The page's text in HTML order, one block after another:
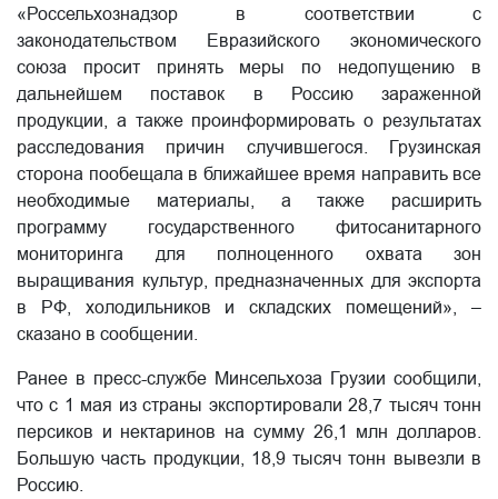
«Россельхознадзор в соответствии с
законодательством Евразийского экономического
союза просит принять меры по недопущению в
дальнейшем поставок в Россию зараженной
продукции, а также проинформировать о результатах
расследования причин случившегося. Грузинская
сторона пообещала в ближайшее время направить все
необходимые материалы, а также расширить
программу государственного фитосанитарного
мониторинга для полноценного охвата зон
выращивания культур, предназначенных для экспорта
в РФ, холодильников и складских помещений», –
сказано в сообщении.
Ранее в пресс-службе Минсельхоза Грузии сообщили,
что с 1 мая из страны экспортировали 28,7 тысяч тонн
персиков и нектаринов на сумму 26,1 млн долларов.
Большую часть продукции, 18,9 тысяч тонн вывезли в
Россию.